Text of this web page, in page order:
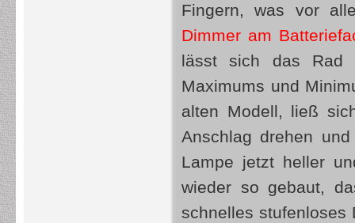
Fingern, was vor
Dimmer am
lässt sich das Rad
Maximums und
alten Modell, ließ
Anschlag drehen
Lampe jetzt heller
wieder so gebaut,
schnelles stufenloses